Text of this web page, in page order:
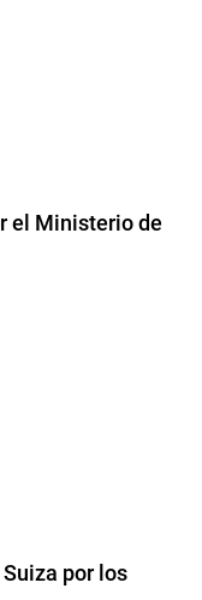
el Ministerio de
por los